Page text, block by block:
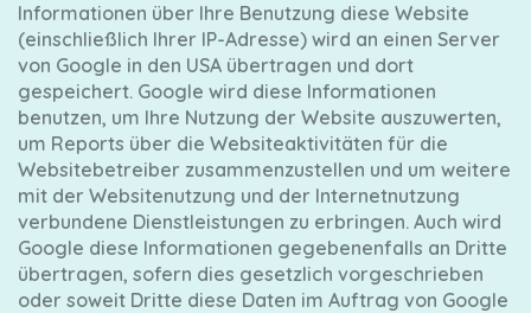
Informationen über Ihre Benutzung diese Website
(einschließlich Ihrer IP-Adresse) wird an einen Server
von Google in den USA übertragen und dort
gespeichert. Google wird diese Informationen
benutzen, um Ihre Nutzung der Website auszuwerten,
um Reports über die Websiteaktivitäten für die
Websitebetreiber zusammenzustellen und um weitere
mit der Websitenutzung und der Internetnutzung
verbundene Dienstleistungen zu erbringen. Auch wird
Google diese Informationen gegebenenfalls an Dritte
übertragen, sofern dies gesetzlich vorgeschrieben
oder soweit Dritte diese Daten im Auftrag von Google